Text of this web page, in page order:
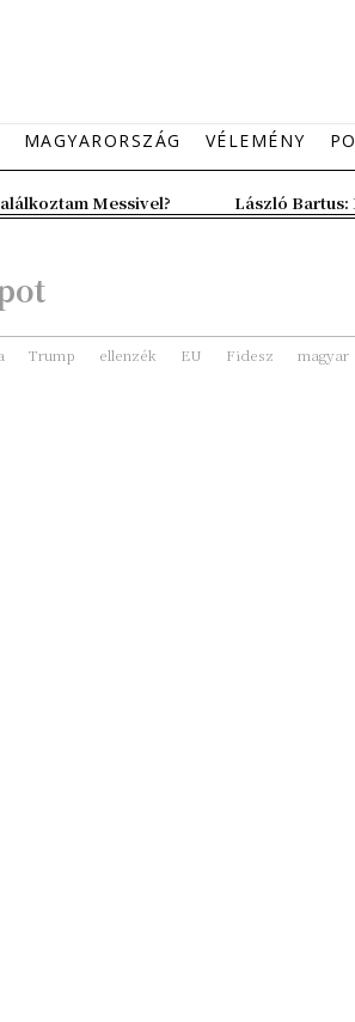
MAGYARORSZÁG VÉLEMÉNY
Messivel? László Bartus:
Trump ellenzék EU Fidesz magyar